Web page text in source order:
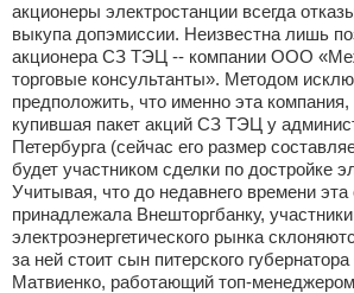
акционеры электростанции всегда
выкупа допэмиссии. Неизвестна лишь
акционера СЗ ТЭЦ -- компании ООО
торговые консультанты». Методом
предположить, что именно эта
купившая пакет акций СЗ ТЭЦ у
Петербурга (сейчас его размер
будет участником сделки по достройке
Учитывая, что до недавнего времени эта
принадлежала Внешторгбанку, участники
электроэнергетического рынка
за ней стоит сын питерского
Матвиенко, работающий топ-